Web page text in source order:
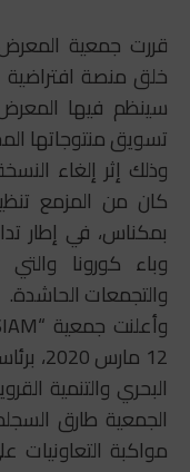
خلق منصة افتراضية
سينظم فيها
تسويق منتوجاتها
بمكناس، في إطار
وباء كورونا
والتجمعات الحاشدة.
12
البحري والتنمية
الجمعية طارق
مواكبة التعاونيات